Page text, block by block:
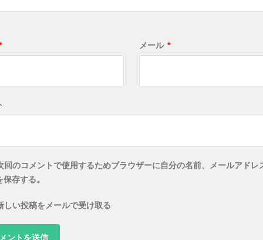
メール *
回のコメントで使用するためブラウザーに自分の名前、メールアドレ
存する。
しい投稿をメールで受け取る